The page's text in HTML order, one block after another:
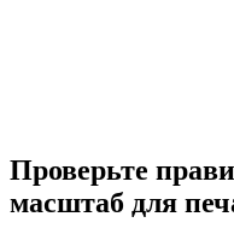
Проверьте
масштаб для